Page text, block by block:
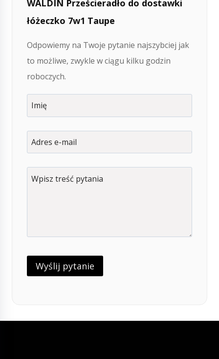
WALDIN Prześcieradło do dostawki
łóżeczko 7w1 Taupe
Odpowiemy na Twoje pytanie najszybciej jak
to możliwe, zwykle w ciągu kilku godzin
roboczych.